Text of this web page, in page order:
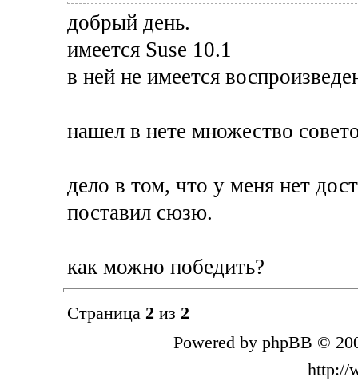
добрый день.
имеется Suse 10.1
в ней не имеется
нашел в нете множество
дело в том, что у меня нет
поставил сюзю.
как можно победить?
Страница 2 из 2
Powered by phpBB ©
http://